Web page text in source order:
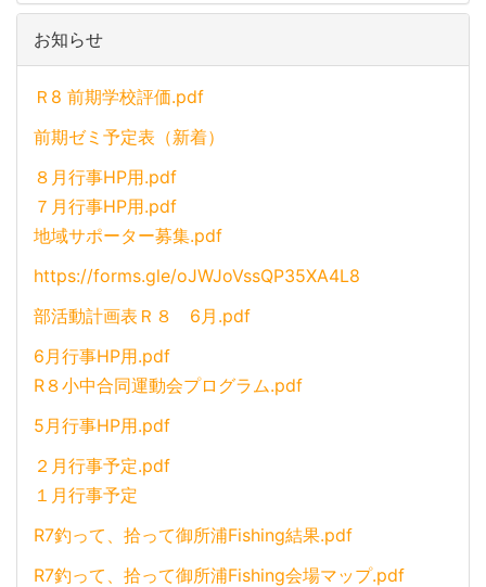
お知らせ
Ｒ8 前期学校評価.pdf
前期ゼミ予定表（新着）
８月行事HP用.pdf
７月行事HP用.pdf
地域サポーター募集.pdf
https://forms.gle/oJWJoVssQP35XA4L8
部活動計画表Ｒ８ 6月.pdf
6月行事HP用.pdf
R８小中合同運動会プログラム.pdf
5月行事HP用.pdf
２月行事予定.pdf
１月行事予定
R7釣って、拾って御所浦Fishing結果.pdf
R7釣って、拾って御所浦Fishing会場マップ.pdf